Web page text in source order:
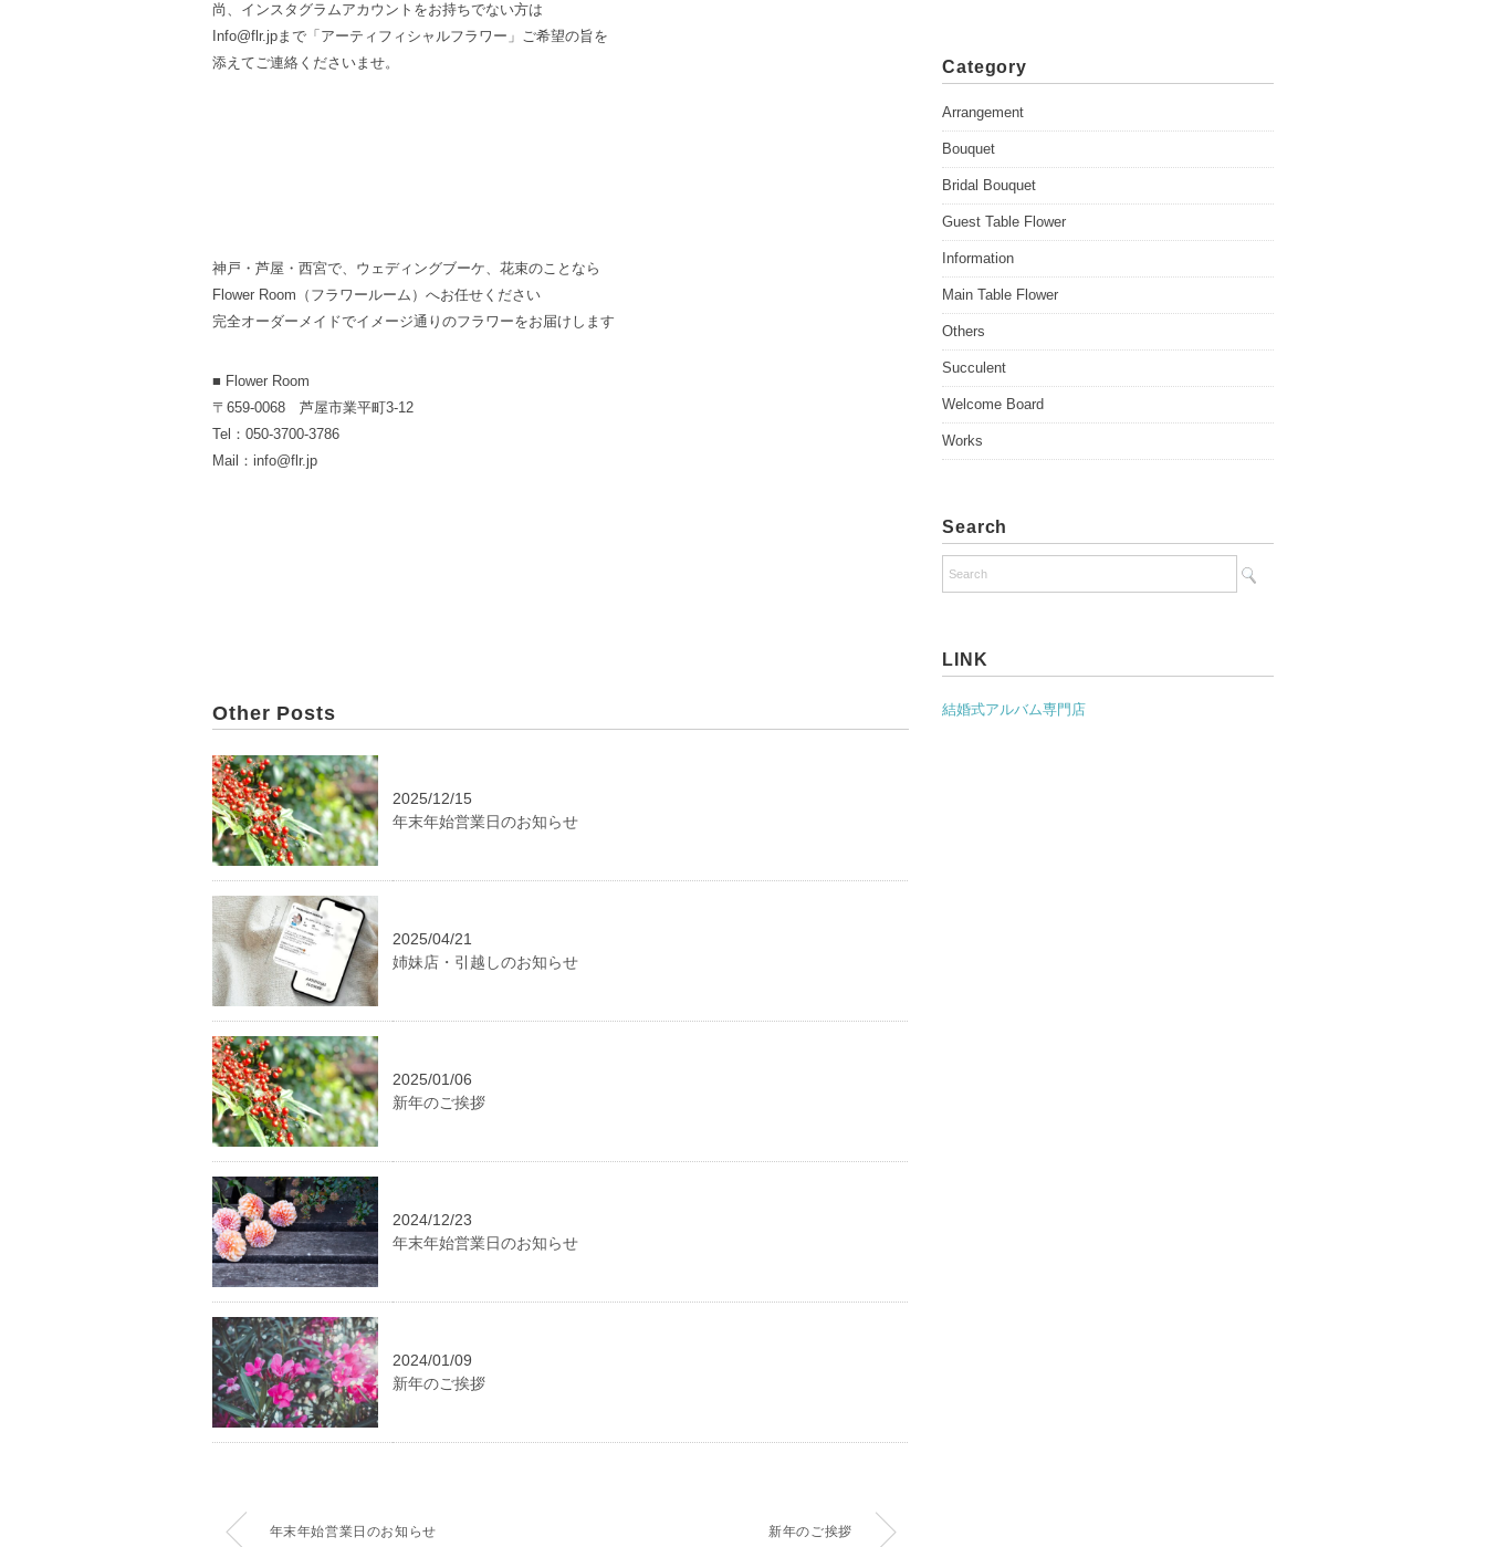
尚、インスタグラムアカウントをお持ちでない方は
Info@flr.jpまで「アーティフィシャルフラワー」ご希望の旨を
添えてご連絡くださいませ。
神戸・芦屋・西宮で、ウェディングブーケ、花束のことなら
Flower Room（フラワールーム）へお任せください
完全オーダーメイドでイメージ通りのフラワーをお届けします
■ Flower Room
〒659-0068 芦屋市業平町3-12
Tel：050-3700-3786
Mail：info@flr.jp
Other Posts
2025/12/15
年末年始営業日のお知らせ
2025/04/21
姉妹店・引越しのお知らせ
2025/01/06
新年のご挨拶
2024/12/23
年末年始営業日のお知らせ
2024/01/09
新年のご挨拶
年末年始営業日のお知らせ 新年のご挨拶
h
i
v
e
s
Category
Arrangement
Bouquet
Bridal Bouquet
Guest Table Flower
Information
Main Table Flower
Others
Succulent
Welcome Board
Works
Search
LINK
結婚式アルバム専門店